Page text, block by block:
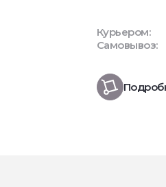
Курьером:
Самовывоз: